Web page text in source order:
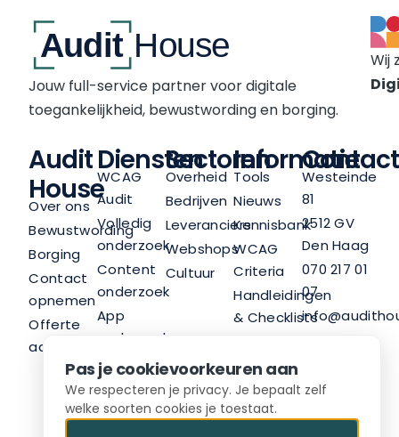
Pas je cookievoorkeuren aan
We respecteren je privacy. Je bepaalt zelf
welke soorten cookies je toestaat.
Jouw full-service partner voor digitale
toegankelijkheid, bewustwording en borging.
Wij
Audit
House
Over ons
Bewustwording
Borging
Contact
opnemen
Offerte
aanvragen
Diensten
WCAG
Audit
Volledig
onderzoek
Content
onderzoek
App
onderzoek
Trainingen
Advies
Sectoren
Overheid
Bedrijven
Leveranciers
Webshops
Cultuur
Informatie
Tools
Nieuws
Kennisbank
WCAG
Criteria
Handleidingen
& Checklists
Contact
Westeinde
81
2512 GV
Den Haag
070 217 01
07